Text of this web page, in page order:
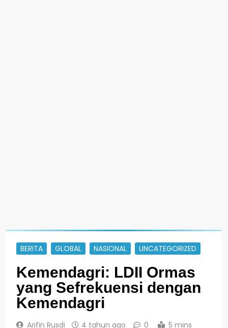
BERITA GLOBAL NASIONAL UNCATEGORIZED
Kemendagri: LDII Ormas
yang Sefrekuensi dengan
Kemendagri
Arifin Rusdi 4 tahun ago 0 5 mins